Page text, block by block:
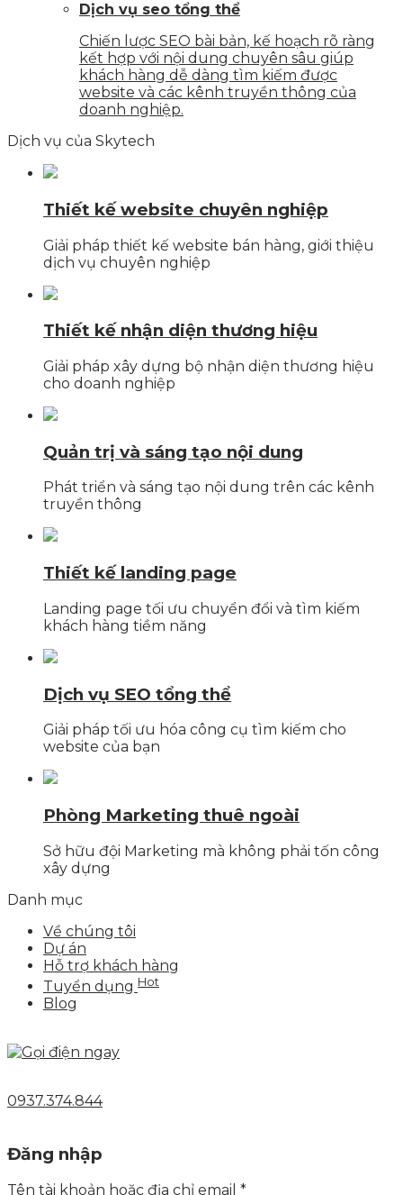
Dịch vụ seo tổng thể
Chiến lược SEO bài bản, kế hoạch rõ ràng
kết hợp với nội dung chuyên sâu giúp
khách hàng dễ dàng tìm kiếm được
website và các kênh truyền thông của
doanh nghiệp.
Dịch vụ của Skytech
Thiết kế website chuyên nghiệp
Giải pháp thiết kế website bán hàng, giới thiệu
dịch vụ chuyên nghiệp
Thiết kế nhận diện thương hiệu
Giải pháp xây dựng bộ nhận diện thương hiệu
cho doanh nghiệp
Quản trị và sáng tạo nội dung
Phát triển và sáng tạo nội dung trên các kênh
truyền thông
Thiết kế landing page
Landing page tối ưu chuyển đổi và tìm kiếm
khách hàng tiềm năng
Dịch vụ SEO tổng thể
Giải pháp tối ưu hóa công cụ tìm kiếm cho
website của bạn
Phòng Marketing thuê ngoài
Sở hữu đội Marketing mà không phải tốn công
xây dựng
Danh mục
Về chúng tôi
Dự án
Hỗ trợ khách hàng
Tuyển dụng Hot
Blog
0937.374.844
Đăng nhập
Tên tài khoản hoặc địa chỉ email *